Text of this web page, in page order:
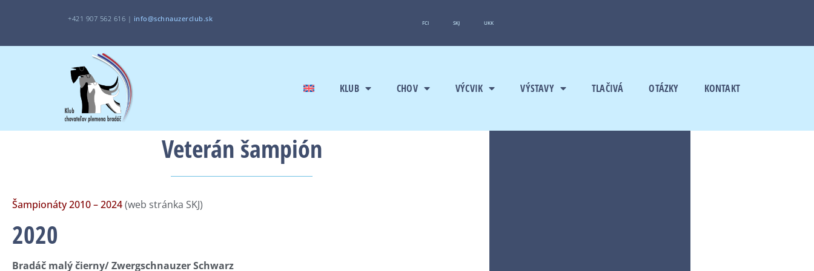
+421 907 562 616 | info@schnauzerclub.sk FCI SKJ UKK
KLUB CHOV VÝCVIK VÝSTAVY TLAČIVÁ OTÁZKY KONTAKT
Veterán šampión
Šampionáty 2010 – 2024(web stránka SKJ)
2020
Bradáč malý čierny/ Zwergschnauzer Schwarz